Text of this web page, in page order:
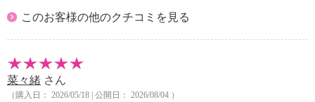
このお客様の他のクチコミを見る
菜々緒 さん
（購入日： 2026/05/18 | 公開日： 2026/08/04 ）